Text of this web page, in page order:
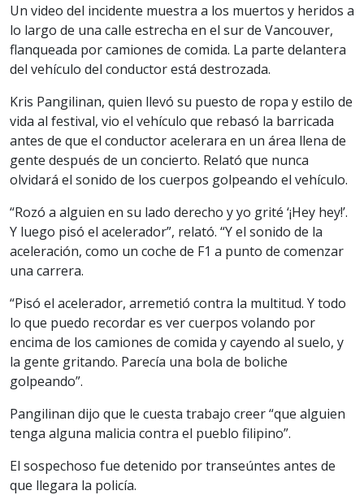
Un video del incidente muestra a los muertos y heridos a
lo largo de una calle estrecha en el sur de Vancouver,
flanqueada por camiones de comida. La parte delantera
del vehículo del conductor está destrozada.
Kris Pangilinan, quien llevó su puesto de ropa y estilo de
vida al festival, vio el vehículo que rebasó la barricada
antes de que el conductor acelerara en un área llena de
gente después de un concierto. Relató que nunca
olvidará el sonido de los cuerpos golpeando el vehículo.
“Rozó a alguien en su lado derecho y yo grité ‘¡Hey hey!’.
Y luego pisó el acelerador”, relató. “Y el sonido de la
aceleración, como un coche de F1 a punto de comenzar
una carrera.
“Pisó el acelerador, arremetió contra la multitud. Y todo
lo que puedo recordar es ver cuerpos volando por
encima de los camiones de comida y cayendo al suelo, y
la gente gritando. Parecía una bola de boliche
golpeando”.
Pangilinan dijo que le cuesta trabajo creer “que alguien
tenga alguna malicia contra el pueblo filipino”.
El sospechoso fue detenido por transeúntes antes de
que llegara la policía.